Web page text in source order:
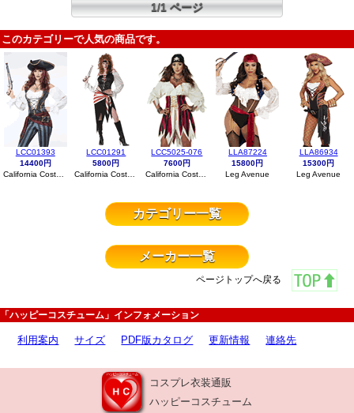
1/1 ページ
このカテゴリーで人気の商品です。
LCC01393
14400円
LCC01291
5800円
LCC5025-076
7600円
California Costumes
LLA87224
15800円
Leg Avenue
LLA86934
15300円
Leg Avenue
カテゴリー一覧
メーカー一覧
ページトップへ戻る
「ハッピーコスチューム」インフォメーション
利用案内 サイズ PDF版カタログ 更新情報 連絡先
コスプレ衣装通販
ハッピーコスチューム